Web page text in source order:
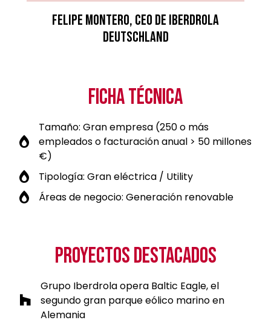
FELIPE MONTERO, CEO DE IBERDROLA
DEUTSCHLAND
FICHA TÉCNICA
Tamaño: Gran empresa (250 o más
empleados o facturación anual > 50 millones
€)
Tipología: Gran eléctrica / Utility
Áreas de negocio: Generación renovable
PROYECTOS DESTACADOS
Grupo Iberdrola opera Baltic Eagle, el
segundo gran parque eólico marino en
Alemania